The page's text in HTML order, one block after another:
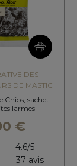
DES
DE MASTIC
Chios, sachet
larmes
€
4.6/5 -
37 avis